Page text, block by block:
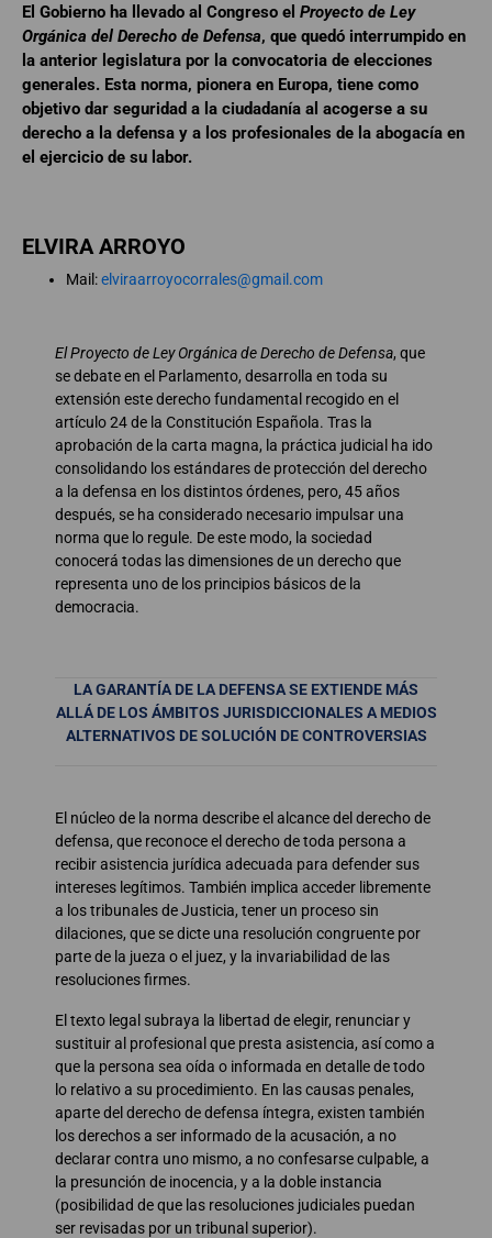
El Gobierno ha llevado al Congreso el Proyecto de Ley
Orgánica del Derecho de Defensa, que quedó interrumpido en
la anterior legislatura por la convocatoria de elecciones
generales. Esta norma, pionera en Europa, tiene como
objetivo dar seguridad a la ciudadanía al acogerse a su
derecho a la defensa y a los profesionales de la abogacía en
el ejercicio de su labor.
ELVIRA ARROYO
Mail:elviraarroyocorrales@gmail.com
El Proyecto de Ley Orgánica de Derecho de Defensa, que
se debate en el Parlamento, desarrolla en toda su
extensión este derecho fundamental recogido en el
artículo 24 de la Constitución Española. Tras la
aprobación de la carta magna, la práctica judicial ha ido
consolidando los estándares de protección del derecho
a la defensa en los distintos órdenes, pero, 45 años
después, se ha considerado necesario impulsar una
norma que lo regule. De este modo, la sociedad
conocerá todas las dimensiones de un derecho que
representa uno de los principios básicos de la
democracia.
LA GARANTÍA DE LA DEFENSA SE EXTIENDE MÁS
ALLÁ DE LOS ÁMBITOS JURISDICCIONALES A MEDIOS
ALTERNATIVOS DE SOLUCIÓN DE CONTROVERSIAS
El núcleo de la norma describe el alcance del derecho de
defensa, que reconoce el derecho de toda persona a
recibir asistencia jurídica adecuada para defender sus
intereses legítimos. También implica acceder libremente
a los tribunales de Justicia, tener un proceso sin
dilaciones, que se dicte una resolución congruente por
parte de la jueza o el juez, y la invariabilidad de las
resoluciones firmes.
El texto legal subraya la libertad de elegir, renunciar y
sustituir al profesional que presta asistencia, así como a
que la persona sea oída o informada en detalle de todo
lo relativo a su procedimiento. En las causas penales,
aparte del derecho de defensa íntegra, existen también
los derechos a ser informado de la acusación, a no
declarar contra uno mismo, a no confesarse culpable, a
la presunción de inocencia, y a la doble instancia
(posibilidad de que las resoluciones judiciales puedan
ser revisadas por un tribunal superior).